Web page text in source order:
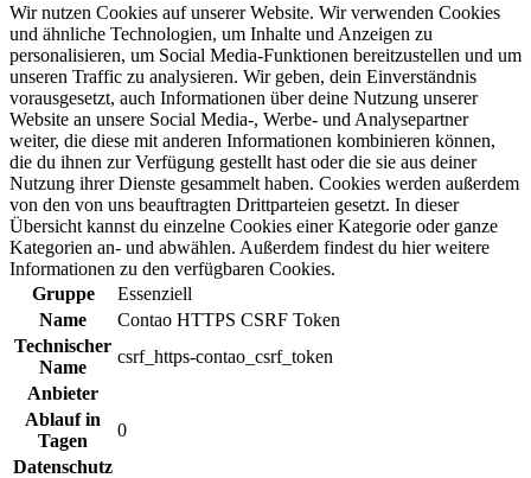
Wir nutzen Cookies auf unserer Website. Wir verwenden Cookies
und ähnliche Technologien, um Inhalte und Anzeigen zu
personalisieren, um Social Media-Funktionen bereitzustellen und um
unseren Traffic zu analysieren. Wir geben, dein Einverständnis
vorausgesetzt, auch Informationen über deine Nutzung unserer
Website an unsere Social Media-, Werbe- und Analysepartner
weiter, die diese mit anderen Informationen kombinieren können,
die du ihnen zur Verfügung gestellt hast oder die sie aus deiner
Nutzung ihrer Dienste gesammelt haben. Cookies werden außerdem
von den von uns beauftragten Drittparteien gesetzt. In dieser
Übersicht kannst du einzelne Cookies einer Kategorie oder ganze
Kategorien an- und abwählen. Außerdem findest du hier weitere
Informationen zu den verfügbaren Cookies.
Gruppe
Essenziell
Name
Contao HTTPS CSRF Token
Technischer
Name
csrf_https-contao_csrf_token
Anbieter
Ablauf in
Tagen
0
Datenschutz